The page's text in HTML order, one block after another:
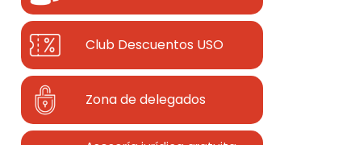
Club Descuentos USO
Zona de delegados